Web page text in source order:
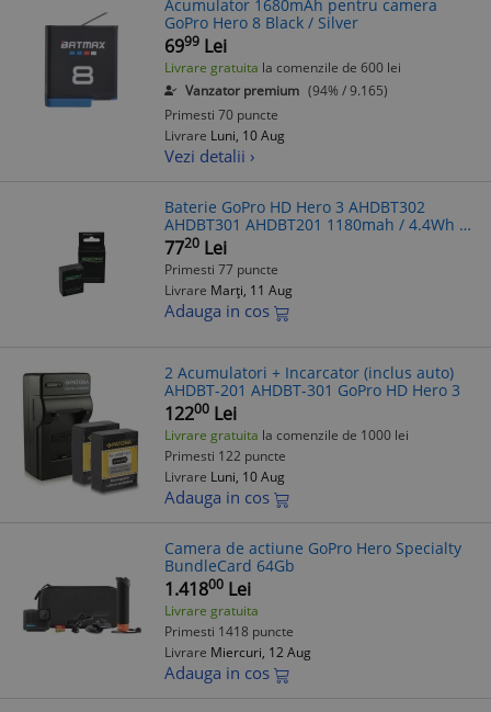
Acumulator 1680mAh pentru camera
GoPro Hero 8 Black / Silver
6999 Lei
Livrare gratuita la comenzile de 600 lei
Vanzator premium (94% / 9.165)
Primesti 70 puncte
Livrare Luni, 10 Aug
Vezi detalii ›
Baterie GoPro HD Hero 3 AHDBT302
AHDBT301 AHDBT201 1180mah / 4.4Wh /
3.7V Premium - Patona Premium
7720 Lei
Primesti 77 puncte
Livrare Marți, 11 Aug
Adauga in cos
2 Acumulatori + Incarcator (inclus auto)
AHDBT-201 AHDBT-301 GoPro HD Hero 3
12200 Lei
Livrare gratuita la comenzile de 1000 lei
Primesti 122 puncte
Livrare Luni, 10 Aug
Adauga in cos
Camera de actiune GoPro Hero Specialty
BundleCard 64Gb
1.41800 Lei
Livrare gratuita
Primesti 1418 puncte
Livrare Miercuri, 12 Aug
Adauga in cos